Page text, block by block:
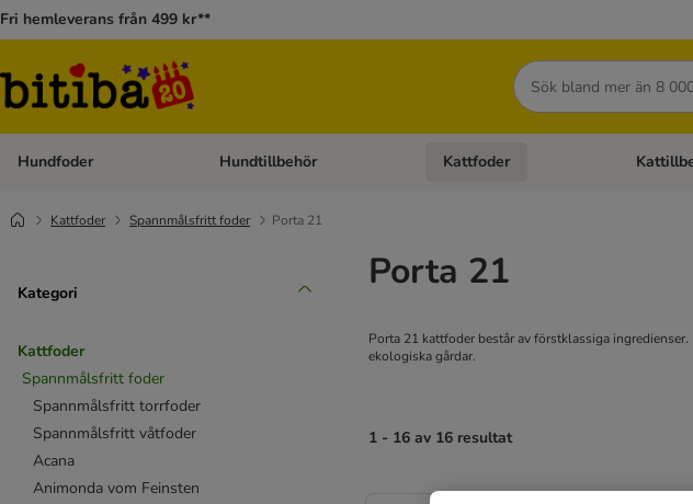
Fri hemleverans från 499 kr**
Sök
Hundfoder Open category menu: Hundfoder
Hundtillbehör Open category menu: Hundtillbehör
Kattfoder Open
Kattfoder Spannmålsfritt foder Porta 21
Kategori
Kattfoder
Spannmålsfritt foder
Spannmålsfritt torrfoder
Spannmålsfritt våtfoder
Acana
Animonda vom Feinsten
Porta 21
Porta 21 kattfoder består av förstklassiga
ekologiska gårdar.
1 - 16 av 16 resultat